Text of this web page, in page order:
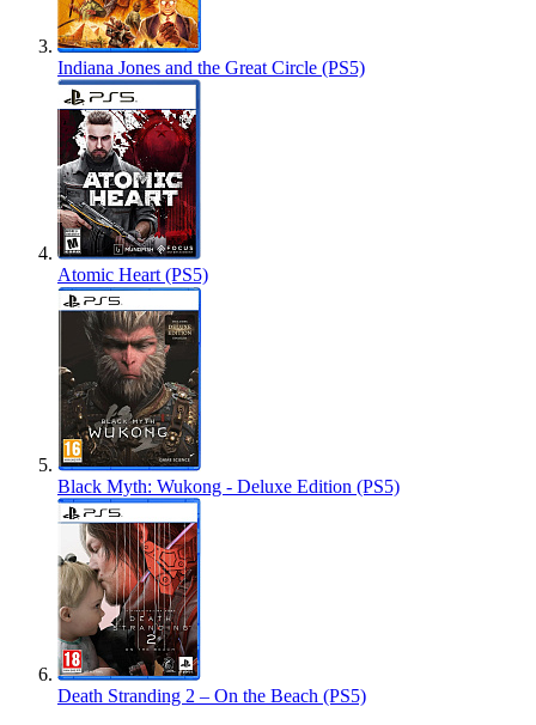
Indiana Jones and the Great Circle (PS5)
Atomic Heart (PS5)
Black Myth: Wukong - Deluxe Edition (PS5)
Death Stranding 2 – On the Beach (PS5)